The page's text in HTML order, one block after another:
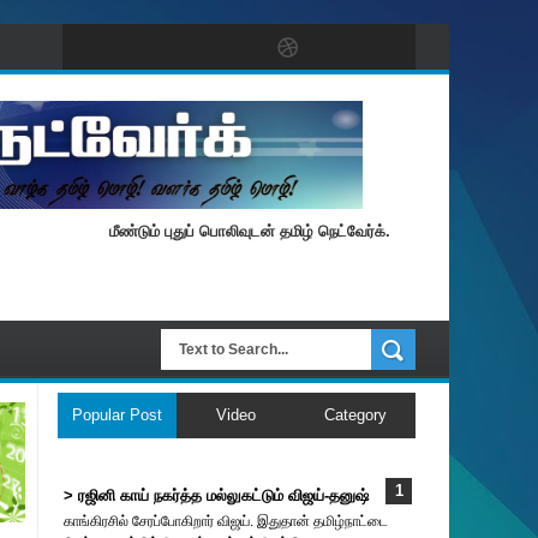
மீண்டும் புதுப் பொலிவுடன் தமிழ் நெட்வேர்க்.
Popular Post Video Category
> ரஜினி காய் நகர்த்த மல்லுகட்டும் விஜய்-தனுஷ்
காங்கிரசில் சேரப்போகிறார் விஜய். இதுதான் தமிழ்நாட்டை